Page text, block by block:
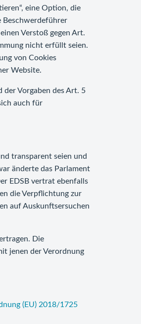
eine Option, die
Beschwerdeführer
Verstoß gegen Art.
nicht erfüllt seien.
von Cookies
Website.
der Vorgaben des Art. 5
auch für
transparent seien und
änderte das Parlament
EDSB vertrat ebenfalls
die Verpflichtung zur
auf Auskunftsersuchen
Die
jenen der Verordnung
(EU) 2018/1725